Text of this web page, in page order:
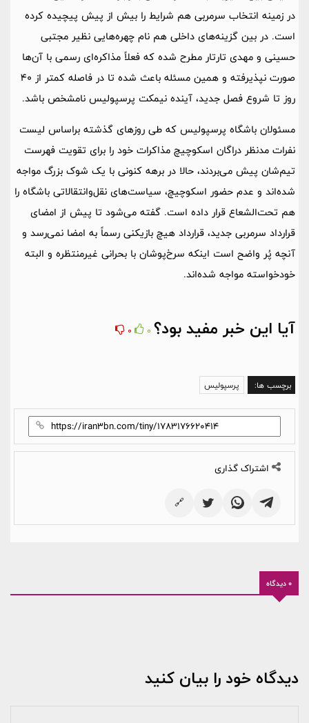
در زمینه انتخاب سرمربی هم شرایط را بیش از پیش پیچیده کرده
است. در بین گزینه‌های داخلی هم نام چهره‌هایی نظیر مجتبی
حسینی و مهدی تارتار مطرح شده که فعلاً مذاکره‌ای رسمی با آن‌ها
صورت نپذیرفته و همین مسئله باعث شده تا در فاصله کمتر از 40
روز تا شروع فصل جدید، آینده نیمکت پرسپولیس نامشخص باشد.
مسئولان باشگاه پرسپولیس که طی روزهای گذشته براساس لیست
نفرات مدنظر دراگان اسکوچیچ مذاکرات خود را برای تقویت فهرست
تیم‌شان پیش می‌بردند، حالا در برهه کنونی با یک شوک بزرگ مواجه
شده‌اند و عدم حضور اسکوچیچ، سیاست‌های نقل‌وانتقالاتی باشگاه را
هم تحت‌الشعاع قرار داده است. گفته می‌شود تا پیش از امضای
قرارداد سرمربی جدید، قرارداد هیچ بازیکنی رسماً به امضا نمی‌رسد و
آنچه پُر واضح است اینکه سرخ‌پوشان با بحرانی غیرمنتظره و البته
خودخواسته مواجه شده‌اند.
آیا این خبر مفید بود؟ 0
0
برچسب ها: پرسپولیس
اشتراک گذاری
🔗
0 دیدگاه
دیدگاه خود را بیان کنید